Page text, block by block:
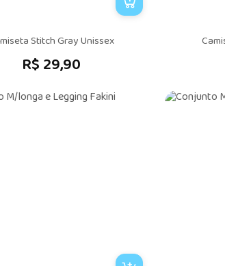
Stitch Gray Unissex
R$ 29,90